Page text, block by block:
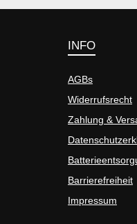
INFO
AGBs
Widerrufsrecht
Zahlung &
Barrierefreiheit
Impressum